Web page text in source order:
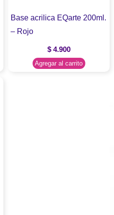
Base acrilica EQarte 200ml.
– Rojo
$4.900
Agregar al carrito